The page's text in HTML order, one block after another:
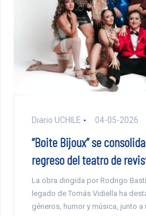
Diario UCHILE 04-05-2026
“Boite Bijoux” se
regreso del teatro de
La obra dirigida por Rodrigo
legado de Tomás Vidiella ha
géneros, humor y música, junto a